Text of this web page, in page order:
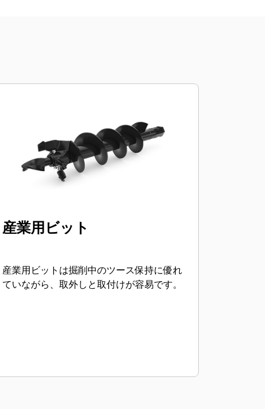
産業用ビット
産業用ビットは掘削中のツース保持に優れ
ていながら、取外しと取付けが容易です。